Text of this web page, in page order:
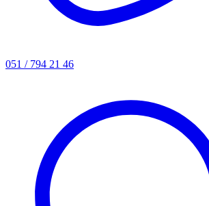
051 / 794 21 46